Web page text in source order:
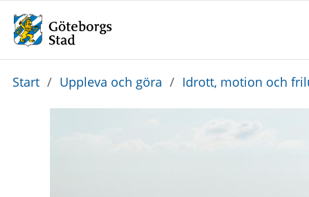
Du
Start / Uppleva och göra / Idrott, motion och